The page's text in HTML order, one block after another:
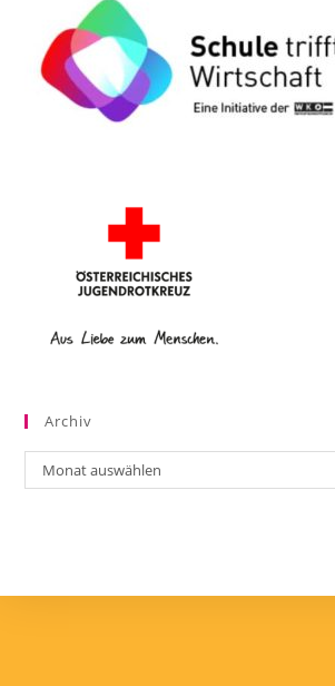
Archiv
Monat auswählen